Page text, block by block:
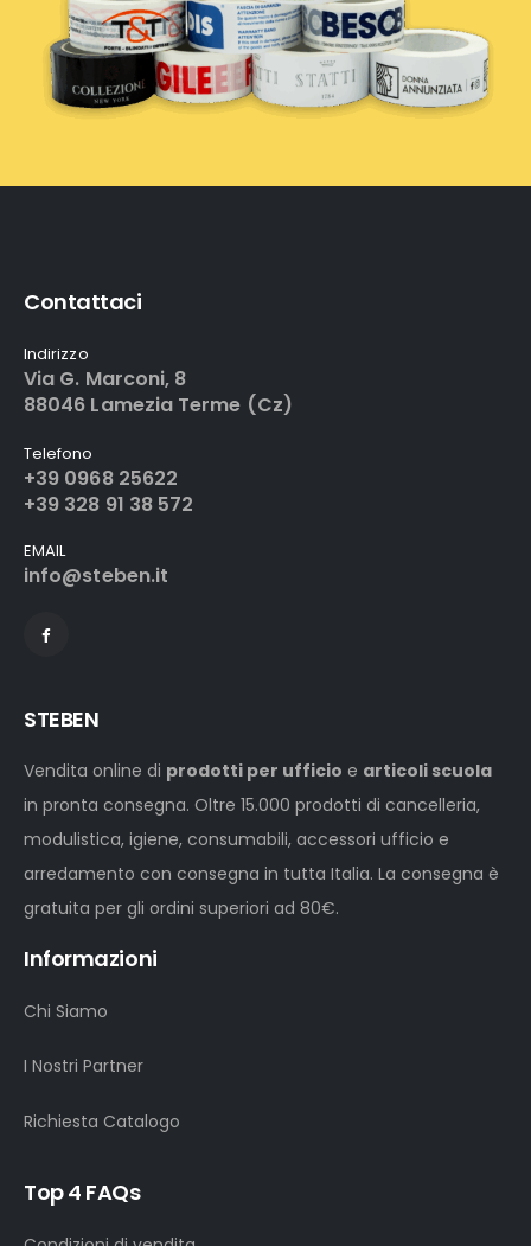
Contattaci
Indirizzo
Via G. Marconi, 8
88046 Lamezia Terme (Cz)
Telefono
+39 0968 25622
+39 328 91 38 572
EMAIL
info@steben.it
STEBEN
Vendita online di prodotti per ufficio e articoli scuola
in pronta consegna. Oltre 15.000 prodotti di cancelleria,
modulistica, igiene, consumabili, accessori ufficio e
arredamento con consegna in tutta Italia. La consegna è
gratuita per gli ordini superiori ad 80€.
Informazioni
Chi Siamo
I Nostri Partner
Richiesta Catalogo
Top 4 FAQs